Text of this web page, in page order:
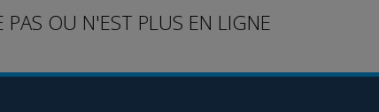
OU N'EST PLUS EN LIGNE